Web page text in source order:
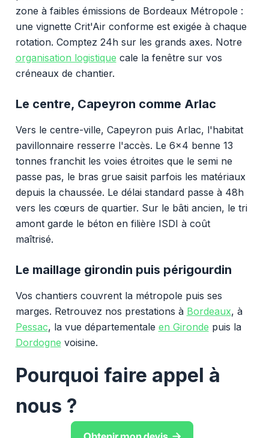
zone à faibles émissions de Bordeaux Métropole :
une vignette Crit'Air conforme est exigée à chaque
rotation. Comptez 24h sur les grands axes. Notre
organisation logistique cale la fenêtre sur vos
créneaux de chantier.
Le centre, Capeyron comme Arlac
Vers le centre-ville, Capeyron puis Arlac, l'habitat
pavillonnaire resserre l'accès. Le 6x4 benne 13
tonnes franchit les voies étroites que le semi ne
passe pas, le bras grue saisit parfois les matériaux
depuis la chaussée. Le délai standard passe à 48h
vers les cœurs de quartier. Sur le bâti ancien, le tri
amont garde le béton en filière ISDI à coût
maîtrisé.
Le maillage girondin puis périgourdin
Vos chantiers couvrent la métropole puis ses
marges. Retrouvez nos prestations à Bordeaux, à
Pessac, la vue départementale en Gironde puis la
Dordogne voisine.
Pourquoi faire appel à
nous ?
